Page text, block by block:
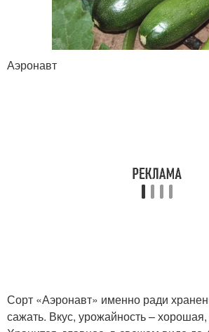
Аэронавт
Сорт «Аэронавт» именно ради
сажать. Вкус, урожайность –